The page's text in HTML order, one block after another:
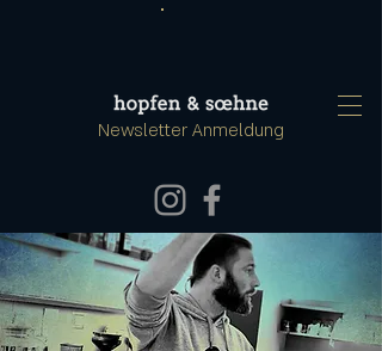
Newsletter Anmeldung